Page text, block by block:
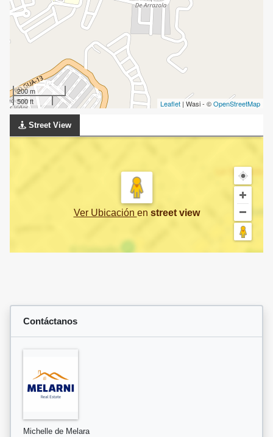
200 m
500 ft
Leaflet | Wasi - ©OpenStreetMap
Street View
Ver Ubicación en street view
Contáctanos
Michelle de Melara